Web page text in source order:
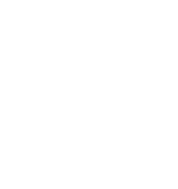
> tacck_qr.png